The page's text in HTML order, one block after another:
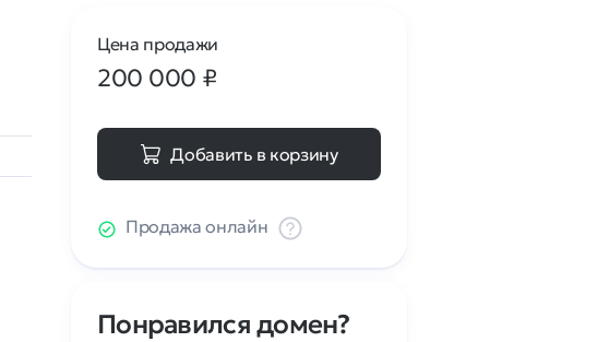
Цена продажи
200 000 ₽
Добавить в корзину
Продажа онлайн
Понравился домен?